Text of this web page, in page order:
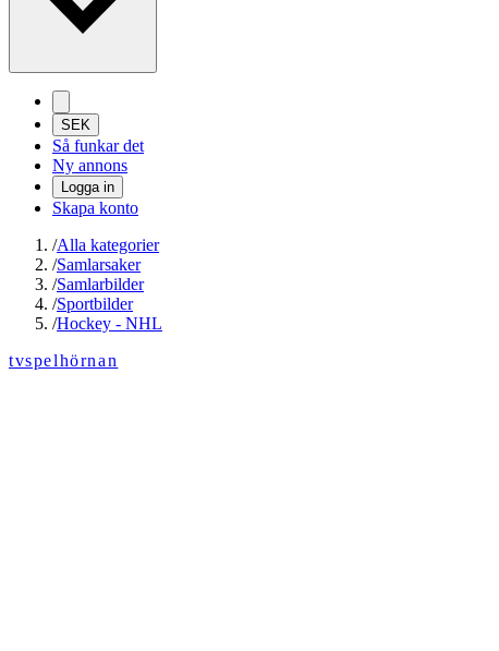
SEK
Så funkar det
Ny annons
Logga in
Skapa konto
/Alla kategorier
/Samlarsaker
/Samlarbilder
/Sportbilder
/Hockey - NHL
tvspelhörnan